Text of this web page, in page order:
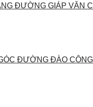
ĐƯỜNG GIÁP VĂN
ĐƯỜNG ĐÀO